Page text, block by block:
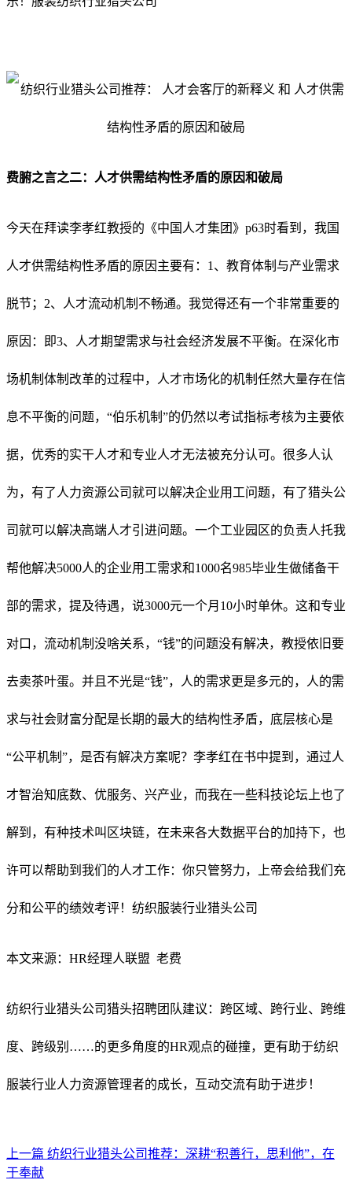
费腑之言之二： 人才供需结构性矛盾的原因和破局
今天在拜读李孝红教授的《中国人才集团》p63时看到，我国
人才供需结构性矛盾的原因主要有：1、教育体制与产业需求
脱节；2、人才流动机制不畅通。我觉得还有一个非常重要的
原因：即3、人才期望需求与社会经济发展不平衡。在深化市
场机制体制改革的过程中，人才市场化的机制任然大量存在信
息不平衡的问题，“伯乐机制”的仍然以考试指标考核为主要依
据，优秀的实干人才和专业人才无法被充分认可。很多人认
为，有了人力资源公司就可以解决企业用工问题，有了猎头公
司就可以解决高端人才引进问题。一个工业园区的负责人托我
帮他解决5000人的企业用工需求和1000名985毕业生做储备干
部的需求，提及待遇，说3000元一个月10小时单休。这和专业
对口，流动机制没啥关系，“钱”的问题没有解决，教授依旧要
去卖茶叶蛋。并且不光是“钱”，人的需求更是多元的，人的需
求与社会财富分配是长期的最大的结构性矛盾，底层核心是
“公平机制”，是否有解决方案呢？李孝红在书中提到，通过人
才智治知底数、优服务、兴产业，而我在一些科技论坛上也了
解到，有种技术叫区块链，在未来各大数据平台的加持下，也
许可以帮助到我们的人才工作：你只管努力，上帝会给我们充
分和公平的绩效考评！纺织服装行业猎头公司
本文来源：HR经理人联盟 老费
纺织行业猎头公司猎头招聘团队建议：跨区域、跨行业、跨维
度、跨级别……的更多角度的HR观点的碰撞，更有助于纺织
服装行业人力资源管理者的成长，互动交流有助于进步！
上一篇 纺织行业猎头公司推荐：深耕“积善行，思利他”，在
于奉献